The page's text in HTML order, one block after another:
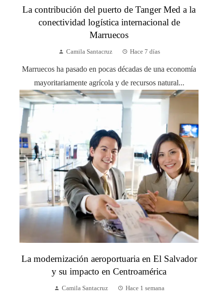
La contribución del puerto de Tanger Med a la
conectividad logística internacional de
Marruecos
Camila Santacruz Hace 7 días
Marruecos ha pasado en pocas décadas de una economía
mayoritariamente agrícola y de recursos natural...
La modernización aeroportuaria en El Salvador
y su impacto en Centroamérica
Camila Santacruz Hace 1 semana